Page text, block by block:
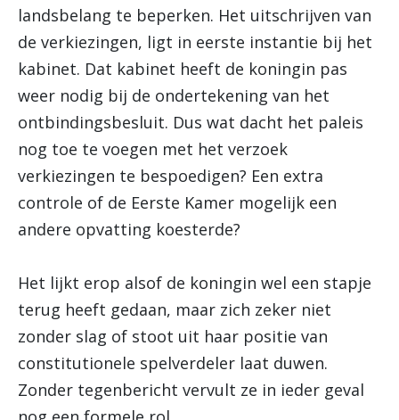
landsbelang te beperken. Het uitschrijven van
de verkiezingen, ligt in eerste instantie bij het
kabinet. Dat kabinet heeft de koningin pas
weer nodig bij de ondertekening van het
ontbindingsbesluit. Dus wat dacht het paleis
nog toe te voegen met het verzoek
verkiezingen te bespoedigen? Een extra
controle of de Eerste Kamer mogelijk een
andere opvatting koesterde?
Het lijkt erop alsof de koningin wel een stapje
terug heeft gedaan, maar zich zeker niet
zonder slag of stoot uit haar positie van
constitutionele spelverdeler laat duwen.
Zonder tegenbericht vervult ze in ieder geval